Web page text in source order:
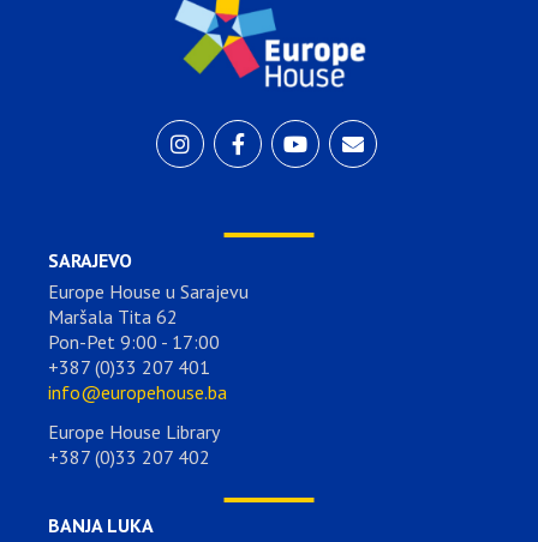
SARAJEVO
Europe House u Sarajevu
Maršala Tita 62
Pon-Pet 9:00 - 17:00
+387 (0)33 207 401
info@europehouse.ba
Europe House Library
+387 (0)33 207 402
BANJA LUKA